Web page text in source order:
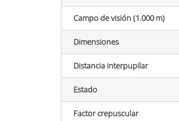
Campo de visión (1.000 m)
Dimensiones
Distancia interpupilar
Estado
Factor crepuscular